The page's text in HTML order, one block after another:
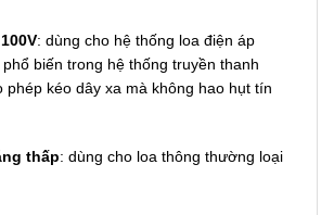
100V: dùng cho hệ thống loa điện áp
biến trong hệ thống truyền thanh
phép kéo dây xa mà không hao hụt tín
thấp: dùng cho loa thông thường loại